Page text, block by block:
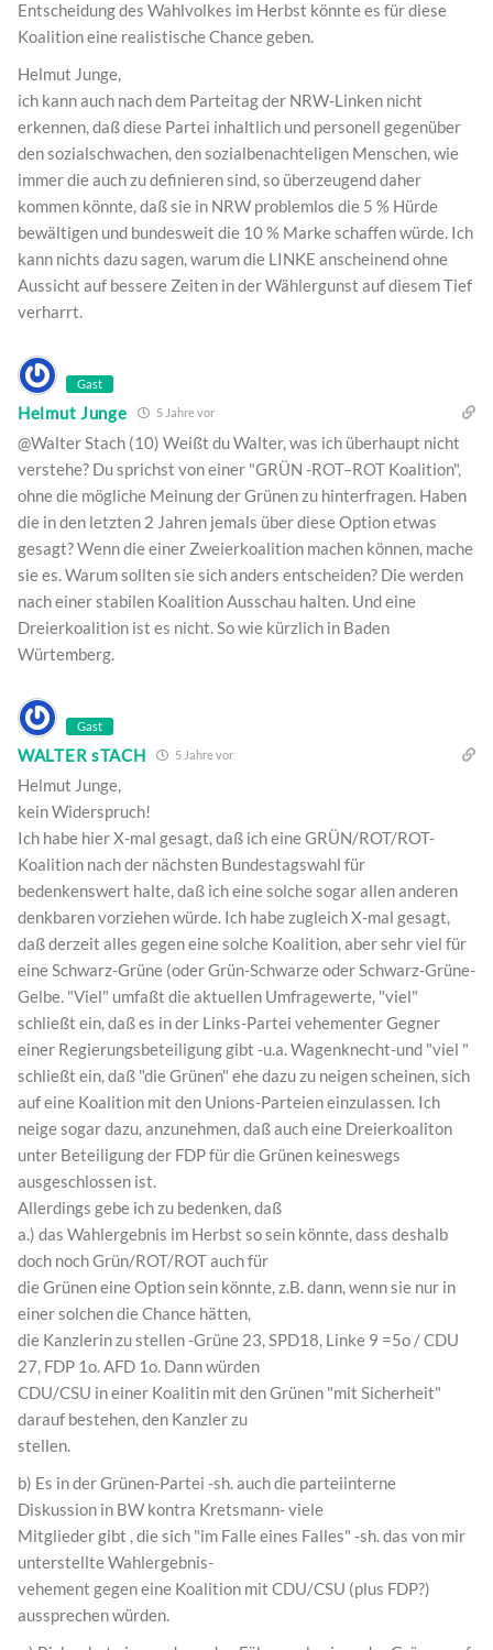
Entscheidung des Wahlvolkes im Herbst könnte es für diese
Koalition eine realistische Chance geben.
Helmut Junge,
ich kann auch nach dem Parteitag der NRW-Linken nicht
erkennen, daß diese Partei inhaltlich und personell gegenüber
den sozialschwachen, den sozialbenachteligen Menschen, wie
immer die auch zu definieren sind, so überzeugend daher
kommen könnte, daß sie in NRW problemlos die 5 % Hürde
bewältigen und bundesweit die 10 % Marke schaffen würde. Ich
kann nichts dazu sagen, warum die LINKE anscheinend ohne
Aussicht auf bessere Zeiten in der Wählergunst auf diesem Tief
verharrt.
Gast
Helmut Junge 5 Jahre vor
@Walter Stach (10) Weißt du Walter, was ich überhaupt nicht
verstehe? Du sprichst von einer "GRÜN -ROT–ROT Koalition",
ohne die mögliche Meinung der Grünen zu hinterfragen. Haben
die in den letzten 2 Jahren jemals über diese Option etwas
gesagt? Wenn die einer Zweierkoalition machen können, mache
sie es. Warum sollten sie sich anders entscheiden? Die werden
nach einer stabilen Koalition Ausschau halten. Und eine
Dreierkoalition ist es nicht. So wie kürzlich in Baden
Würtemberg.
Gast
WALTER sTACH 5 Jahre vor
Helmut Junge,
kein Widerspruch!
Ich habe hier X-mal gesagt, daß ich eine GRÜN/ROT/ROT-
Koalition nach der nächsten Bundestagswahl für
bedenkenswert halte, daß ich eine solche sogar allen anderen
denkbaren vorziehen würde. Ich habe zugleich X-mal gesagt,
daß derzeit alles gegen eine solche Koalition, aber sehr viel für
eine Schwarz-Grüne (oder Grün-Schwarze oder Schwarz-Grüne-
Gelbe. "Viel" umfaßt die aktuellen Umfragewerte, "viel"
schließt ein, daß es in der Links-Partei vehementer Gegner
einer Regierungsbeteiligung gibt -u.a. Wagenknecht-und "viel "
schließt ein, daß "die Grünen" ehe dazu zu neigen scheinen, sich
auf eine Koalition mit den Unions-Parteien einzulassen. Ich
neige sogar dazu, anzunehmen, daß auch eine Dreierkoaliton
unter Beteiligung der FDP für die Grünen keineswegs
ausgeschlossen ist.
Allerdings gebe ich zu bedenken, daß
a.) das Wahlergebnis im Herbst so sein könnte, dass deshalb
doch noch Grün/ROT/ROT auch für
die Grünen eine Option sein könnte, z.B. dann, wenn sie nur in
einer solchen die Chance hätten,
die Kanzlerin zu stellen -Grüne 23, SPD18, Linke 9 =5o / CDU
27, FDP 1o. AFD 1o. Dann würden
CDU/CSU in einer Koalitin mit den Grünen "mit Sicherheit"
darauf bestehen, den Kanzler zu
stellen.
b) Es in der Grünen-Partei -sh. auch die parteiinterne
Diskussion in BW kontra Kretsmann- viele
Mitglieder gibt , die sich "im Falle eines Falles" -sh. das von mir
unterstellte Wahlergebnis-
vehement gegen eine Koalition mit CDU/CSU (plus FDP?)
aussprechen würden.